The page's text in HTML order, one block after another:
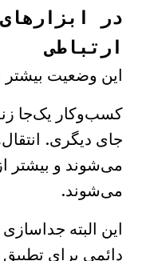
در
ارتباطی
این وضعیت بیشتر
کسب‌وکار یک‌جا
جای دیگری.
می‌شوند و بیشتر
می‌شوند.
این البته
دائمی برای